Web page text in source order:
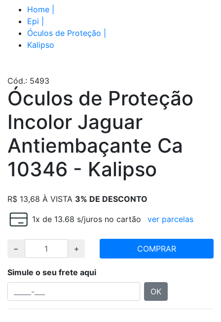
Home
Epi
Óculos de Proteção
Kalipso
Cód.: 5493
Óculos de Proteção
Incolor Jaguar
Antiembaçante Ca
10346 - Kalipso
R$ 13,68 À VISTA 3% DE DESCONTO
1x de 13.68 s/juros no cartão ver parcelas
COMPRAR
Simule o seu frete aqui
OK